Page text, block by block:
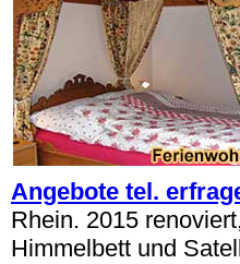
Angebote tel.
Rhein. 2015
Himmelbett und